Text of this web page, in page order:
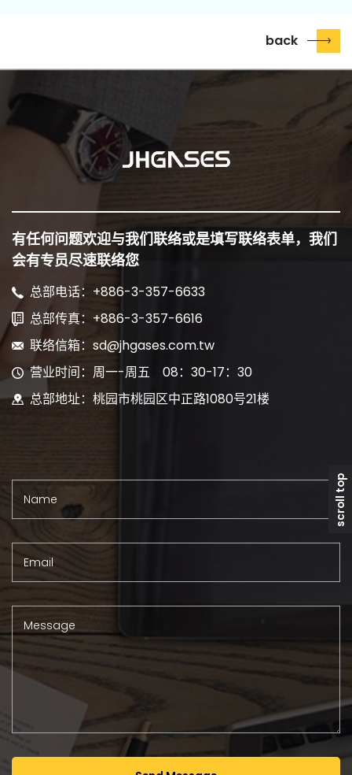
back
有任何问题欢迎与我们联络或是填写联络表单，我们
会有专员尽速联络您
总部电话：+886-3-357-6633
总部传真：+886-3-357-6616
联络信箱：sd@jhgases.com.tw
营业时间：周一-周五 08：30-17：30
总部地址：桃园市桃园区中正路1080号21楼
Name
Email
Message
scroll top